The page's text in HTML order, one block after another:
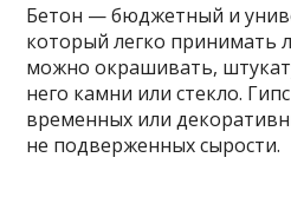
Бетон — бюджетный и
который легко принимать
можно окрашивать,
него камни или стекло.
временных или
не подверженных сырости.